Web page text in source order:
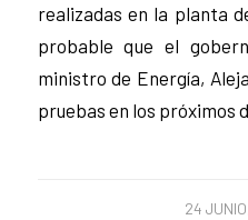
realizadas en la planta
probable que el
ministro de Energía,
pruebas en los próximos
24 /